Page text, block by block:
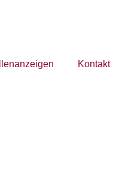
Kontakt